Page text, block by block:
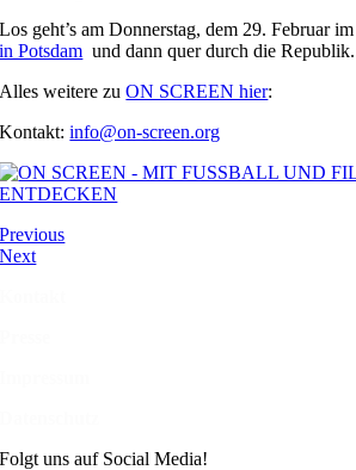
Los geht’s am Donnerstag, dem 29. Februar
in Potsdam und dann quer durch die Republik.
Alles weitere zuON SCREEN hier:
Kontakt:info@on-screen.org
Previous
Next
Folgt uns auf Social Media!